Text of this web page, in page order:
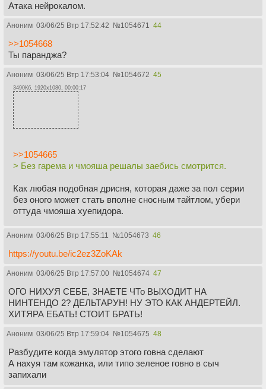
Атака нейрокалом.
Аноним 03/06/25 Втр 17:52:42 №1054671 44
>>1054668
Ты паранджа?
Аноним 03/06/25 Втр 17:53:04 №1054672 45
3490Кб, 1920x1080, 00:00:17
>>1054665
> Без гарема и чмояша решалы заебись смотрится.
Как любая подобная дрисня, которая даже за пол серии
без оного может стать вполне сносным тайтлом, убери
оттуда чмояша хуепидора.
Аноним 03/06/25 Втр 17:55:11 №1054673 46
https://youtu.be/ic2ez3ZoKAk
Аноним 03/06/25 Втр 17:57:00 №1054674 47
ОГО НИХУЯ СЕБЕ, ЗНАЕТЕ ЧТо ВЫХОДИТ НА
НИНТЕНДО 2? ДЕЛЬТАРУН! НУ ЭТО КАК АНДЕРТЕЙЛ.
ХИТЯРА ЕБАТЬ! СТОИТ БРАТЬ!
Аноним 03/06/25 Втр 17:59:04 №1054675 48
Разбудите когда эмулятор этого говна сделают
А нахуя там кожанка, или типо зеленое говно в сыч
запихали